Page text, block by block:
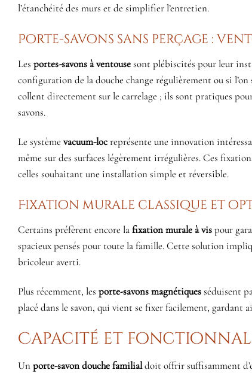
l’étanchéité des murs et de simplifier l’entretien.
Porte-savons sans perçage :
Les portes-savons à ventousesont plébiscités pour leur
configuration de la douche change régulièrement ou si l’on
collent directement sur le carrelage ; ils sont pratiques
savons.
Le système vacuum-locreprésente une innovation
même sur des surfaces légèrement irrégulières. Ces
celles souhaitant une installation simple et réversible.
Fixation murale classique et
Certains préfèrent encore lafixation murale à vispour
spacieux pensés pour toute la famille. Cette solution
bricoleur averti.
Plus récemment, les porte-savons magnétiquesséduisent
placé dans le savon, qui vient se fixer facilement, gardant
Capacité et
Un porte-savon douche familialdoit offrir suffisamment